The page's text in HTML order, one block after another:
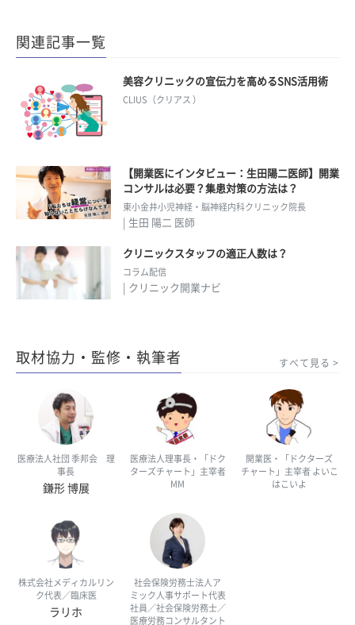
関連記事一覧
美容クリニックの宣伝力を高めるSNS活用術
CLIUS（クリアス ）
【開業医にインタビュー：生田陽二医師】開業
コンサルは必要？集患対策の方法は？
東小金井小児神経・脳神経内科クリニック院長
| 生田 陽二 医師
クリニックスタッフの適正人数は？
コラム配信
| クリニック開業ナビ
取材協力・監修・執筆者 すべて見る
医療法人社団 季邦会 理
事長
鎌形 博展
医療法人理事長・「ドク
ターズチャート」主宰者
MM
開業医・「ドクターズ
チャート」主宰者 よいこ
はこいよ
株式会社メディカルリン
ク代表／臨床医
ラリホ
社会保険労務士法人ア
ミック人事サポート代表
社員／社会保険労務士／
医療労務コンサルタント